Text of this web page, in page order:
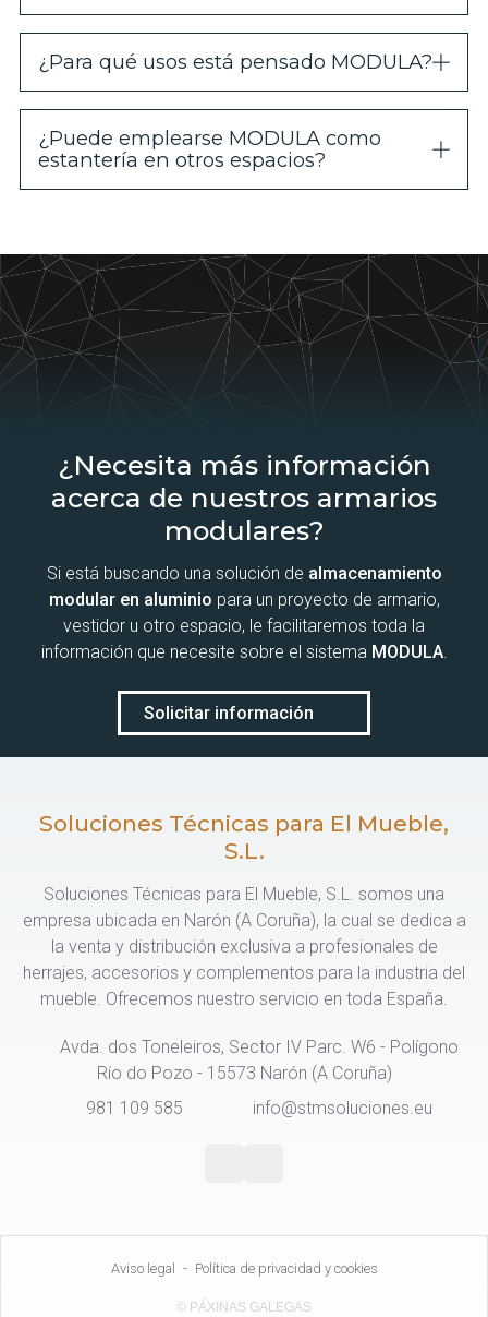
¿Para qué usos está pensado MODULA?
¿Puede emplearse MODULA como
estantería en otros espacios?
¿Necesita más información
acerca de nuestros armarios
modulares?
Si está buscando una solución de almacenamiento
modular en aluminio para un proyecto de armario,
vestidor u otro espacio, le facilitaremos toda la
información que necesite sobre el sistema MODULA.
Solicitar información
Soluciones Técnicas para El Mueble,
S.L.
Soluciones Técnicas para El Mueble, S.L. somos una
empresa ubicada en Narón (A Coruña), la cual se dedica a
la venta y distribución exclusiva a profesionales de
herrajes, accesorios y complementos para la industria del
mueble. Ofrecemos nuestro servicio en toda España.
Avda. dos Toneleiros, Sector IV Parc. W6 - Polígono
Río do Pozo - 15573 Narón (A Coruña)
981 109 585
info@stmsoluciones.eu
Aviso legal - Política de privacidad y cookies
© PÁXINAS GALEGAS